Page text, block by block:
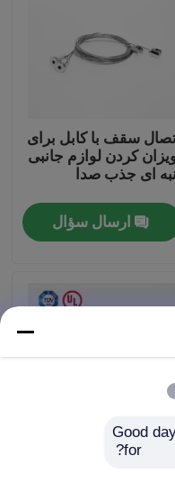
سقف با کابل برای
کردن لوازم جانبی
ای جذب صدا
ارسال سؤال
کیت آویزان قابل تنظیم
Good
for?